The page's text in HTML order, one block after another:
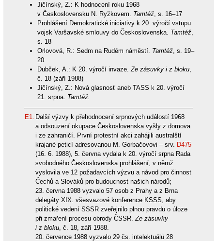
Jičínský, Z.: K hodnocení roku 1968
v Československu N. Ryžkovem. Tamtéž, s. 16–17
Prohlášení Demokratické iniciativy k 20. výročí vstupu
vojsk Varšavské smlouvy do Československa. Tamtéž,
s. 18
Orlovová, R.: Sedm na Rudém náměstí. Tamtéž, s. 19–
20
Dubček, A.: K 20. výročí invaze.Ze zásuvky i z bloku,
č. 18 (září 1988)
Jičínský, Z.: Nová glasnosť aneb TASS k 20. výročí
21. srpna. Tamtéž.
E1. Další výzvy k přehodnocení srpnových událostí 1968
a odsouzení okupace Československa vyšly z domova
i ze zahraničí. První protestní akci zahájili australští
krajané peticí adresovanou M. Gorbačovovi – srv. D475
(16. 6. 1988), 5. června vydala k 20. výročí srpna Rada
svobodného Československa prohlášení, v němž
vyslovila ve 12 požadavcích výzvu a návod pro činnost
Čechů a Slováků pro budoucnost našich národů;
23. června 1988 vyzvalo 57 osob z Prahy a z Brna
delegáty XIX. všesvazové konference KSSS, aby
politické vedení SSSR zveřejnilo plnou pravdu o úloze
při zmaření procesu obrody ČSSR. Ze zásuvky
i z bloku, č. 18, září 1988.
20. července 1988 vyzvalo 29 čs. intelektuálů 28